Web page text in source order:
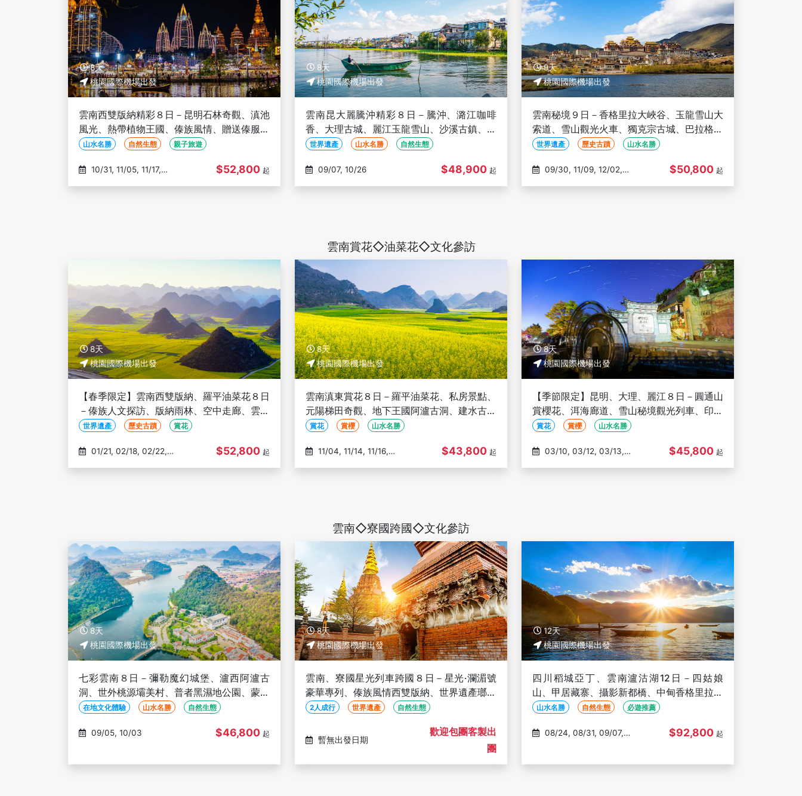
8天
桃園國際機場出發
雲南西雙版納精彩８日－昆明石林奇觀、滇池
風光、熱帶植物王國、傣族風情、贈送傣服旅
拍、版納之傣魅秀 (文化參訪)
山水名勝 自然生態 親子旅遊
$52,800 起
8天
桃園國際機場出發
雲南昆大麗騰沖精彩８日－騰沖、潞江咖啡
香、大理古城、麗江玉龍雪山、沙溪古鎮、印
象麗江秀、藍月谷、三排座椅(文化參訪)
世界遺產 山水名勝 自然生態
09/07, 10/26 $48,900 起
9天
桃園國際機場出發
雲南秘境９日－香格里拉大峽谷、玉龍雪山大
索道、雪山觀光火車、獨克宗古城、巴拉格宗
景區、印象麗江秀、三排椅(文化參訪)
世界遺產 歷史古蹟 山水名勝
$50,800 起
雲南賞花◇油菜花◇文化參訪
8天
桃園國際機場出發
【春季限定】雲南西雙版納、羅平油菜花８日
－傣族人文探訪、版納雨林、空中走廊、雲南
印象、高鐵+飛機、三排椅(文化參訪)
世界遺產 歷史古蹟 賞花
$52,800 起
8天
桃園國際機場出發
雲南滇東賞花８日－羅平油菜花、私房景點、
元陽梯田奇觀、地下王國阿瀘古洞、建水古城
風情、三排椅(文化參訪)
賞花 賞櫻 山水名勝
$43,800 起
8天
桃園國際機場出發
【季節限定】昆明、大理、麗江８日－圓通山
賞櫻花、洱海廊道、雪山秘境觀光列車、印象
麗江、篝火晚會、三排椅(文化參訪)
賞花 賞櫻 山水名勝
$45,800 起
雲南◇寮國跨國◇文化參訪
8天
桃園國際機場出發
七彩雲南８日－彌勒魔幻城堡、瀘西阿瀘古
洞、世外桃源壩美村、普者黑濕地公園、蒙自
最美先峰書店(文化參訪)
在地文化體驗 山水名勝 自然生態
09/05, 10/03 $46,800 起
8天
桃園國際機場出發
雲南、寮國星光列車跨國８日－星光·瀾湄號
豪華專列、傣族風情西雙版納、世界遺產瑯勃
拉邦〔2人成行〕
2人成行 世界遺產 自然生態
暫無出發日期
歡迎包團客製出
團
12天
桃園國際機場出發
四川稻城亞丁、雲南瀘沽湖12日－四姑娘
山、甲居藏寨、攝影新都橋、中甸香格里拉、
東方女兒國、雅西高速、三排椅(文化參訪)
山水名勝 自然生態 必遊推薦
$92,800 起